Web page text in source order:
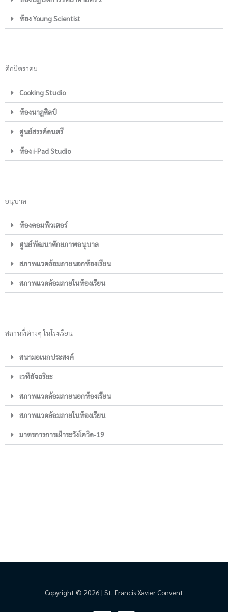
ห้อง Young Scientist
ตึกมิตราคม
Cooking Studio
ห้องนาฎศิลป์
ศูนย์สรรค์ดนตรี
ห้อง i-Pad Studio
อนุบาล
ห้องคอมพิวเตอร์
ศูนย์พัฒนาศักยภาพอนุบาล
สภาพแวดล้อมภายนอกห้องเรียน
สภาพแวดล้อมภายในห้องเรียน
สถานที่ต่างๆ ในโรงเรียน
สนามอเนกประสงค์
เวทีอัจฉริยะ
สภาพแวดล้อมภายนอกห้องเรียน
สภาพแวดล้อมภายในห้องเรียน
มาตรการการเฝ้าระวังโควิด-19
Copyright © 2026 | St. Francis Xavier Convent